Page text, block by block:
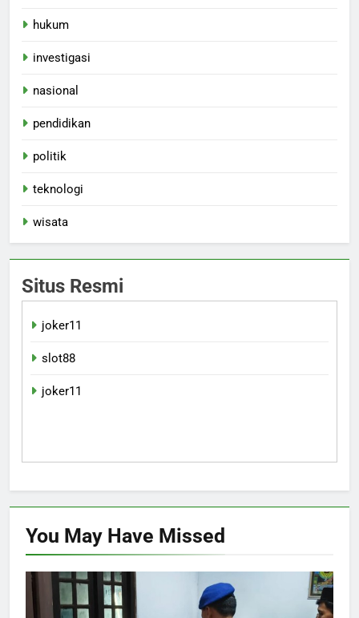
hukum
investigasi
nasional
pendidikan
politik
teknologi
wisata
Situs Resmi
joker11
slot88
joker11
You May Have Missed
INVESTIGASI